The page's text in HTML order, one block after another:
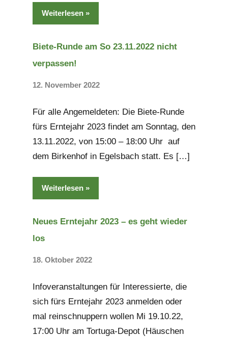
Weiterlesen
Biete-Runde am So 23.11.2022 nicht
verpassen!
12. November 2022
Für alle Angemeldeten: Die Biete-Runde
fürs Erntejahr 2023 findet am Sonntag, den
13.11.2022, von 15:00 – 18:00 Uhr auf
dem Birkenhof in Egelsbach statt. Es […]
Weiterlesen
Neues Erntejahr 2023 – es geht wieder
los
18. Oktober 2022
Infoveranstaltungen für Interessierte, die
sich fürs Erntejahr 2023 anmelden oder
mal reinschnuppern wollen Mi 19.10.22,
17:00 Uhr am Tortuga-Depot (Häuschen